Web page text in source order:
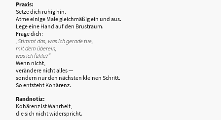
Praxis:
Setze dich ruhig hin.
Atme einige Male gleichmäßig ein und aus.
Lege eine Hand auf den Brustraum.
Frage dich:
„Stimmt das, was ich gerade tue,
mit dem überein,
was ich fühle?“
Wenn nicht,
verändere nicht alles —
sondern nur den nächsten kleinen Schritt.
So entsteht Kohärenz.
Randnotiz:
Kohärenz ist Wahrheit,
die sich nicht widerspricht.